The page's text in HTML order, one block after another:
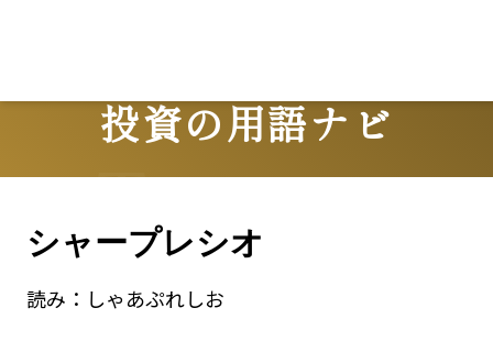
投資の用語ナビ
Terms
シャープレシオ
読み： しゃあぷれしお